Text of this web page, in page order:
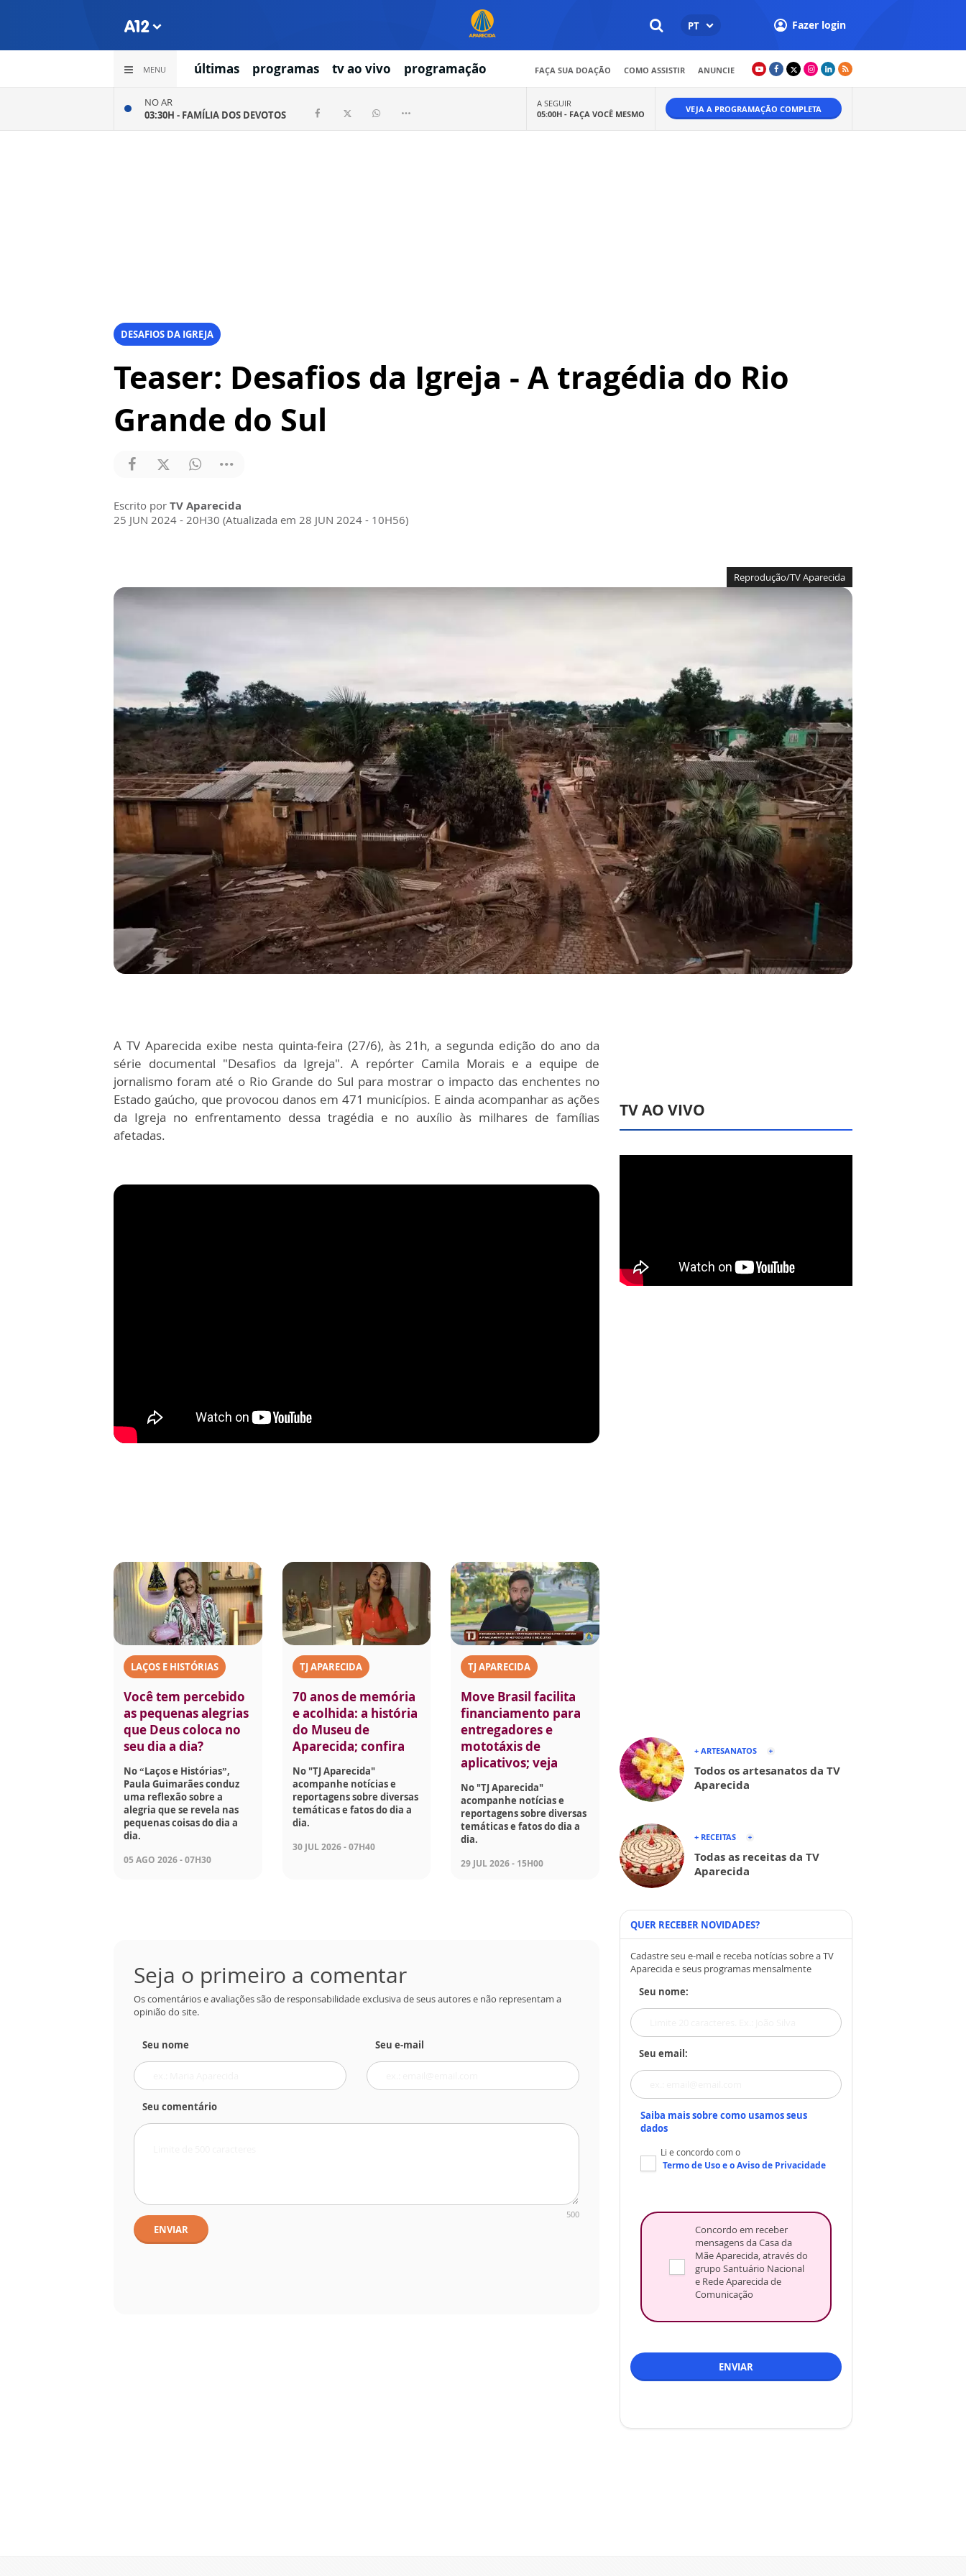
PT Fazer login
MENU últimas programas tv ao vivo programação FAÇA SUA DOAÇÃO COMO ASSISTIR ANUNCIE
NO AR
03:30H - FAMÍLIA DOS DEVOTOS
A SEGUIR
05:00H - FAÇA VOCÊ MESMO VEJA A PROGRAMAÇÃO COMPLETA
DESAFIOS DA IGREJA
Teaser: Desafios da Igreja - A tragédia do Rio
Grande do Sul
Escrito por TV Aparecida
25 JUN 2024 - 20H30 (Atualizada em 28 JUN 2024 - 10H56)
Reprodução/TV Aparecida
A TV Aparecida exibe nesta quinta-feira (27/6), às 21h, a segunda edição do ano da
série documental "Desafios da Igreja". A repórter Camila Morais e a equipe de
jornalismo foram até o Rio Grande do Sul para mostrar o impacto das enchentes no
Estado gaúcho, que provocou danos em 471 municípios. E ainda acompanhar as ações
da Igreja no enfrentamento dessa tragédia e no auxílio às milhares de famílias
afetadas.
LAÇOS E HISTÓRIAS
Você tem percebido
as pequenas alegrias
que Deus coloca no
seu dia a dia?
No “Laços e Histórias”,
Paula Guimarães conduz
uma reflexão sobre a
alegria que se revela nas
pequenas coisas do dia a
dia.
05 AGO 2026 - 07H30
TJ APARECIDA
70 anos de memória
e acolhida: a história
do Museu de
Aparecida; confira
No "TJ Aparecida"
acompanhe notícias e
reportagens sobre diversas
temáticas e fatos do dia a
dia.
30 JUL 2026 - 07H40
TJ APARECIDA
Move Brasil facilita
financiamento para
entregadores e
mototáxis de
aplicativos; veja
No "TJ Aparecida"
acompanhe notícias e
reportagens sobre diversas
temáticas e fatos do dia a
dia.
29 JUL 2026 - 15H00
Seja o primeiro a comentar
Os comentários e avaliações são de responsabilidade exclusiva de seus autores e não representam a
opinião do site.
Seu nome Seu e-mail
Seu comentário
500
ENVIAR
TV AO VIVO
+ ARTESANATOS
Todos os artesanatos da TV
Aparecida
+ RECEITAS
Todas as receitas da TV
Aparecida
QUER RECEBER NOVIDADES?
Cadastre seu e-mail e receba notícias sobre a TV
Aparecida e seus programas mensalmente
Seu nome:
Seu email:
Saiba mais sobre como usamos seus
dados
Li e concordo com o
Termo de Usoe oAviso de Privacidade
Concordo em receber
mensagens da Casa da
Mãe Aparecida, através do
grupo Santuário Nacional
e Rede Aparecida de
Comunicação
ENVIAR